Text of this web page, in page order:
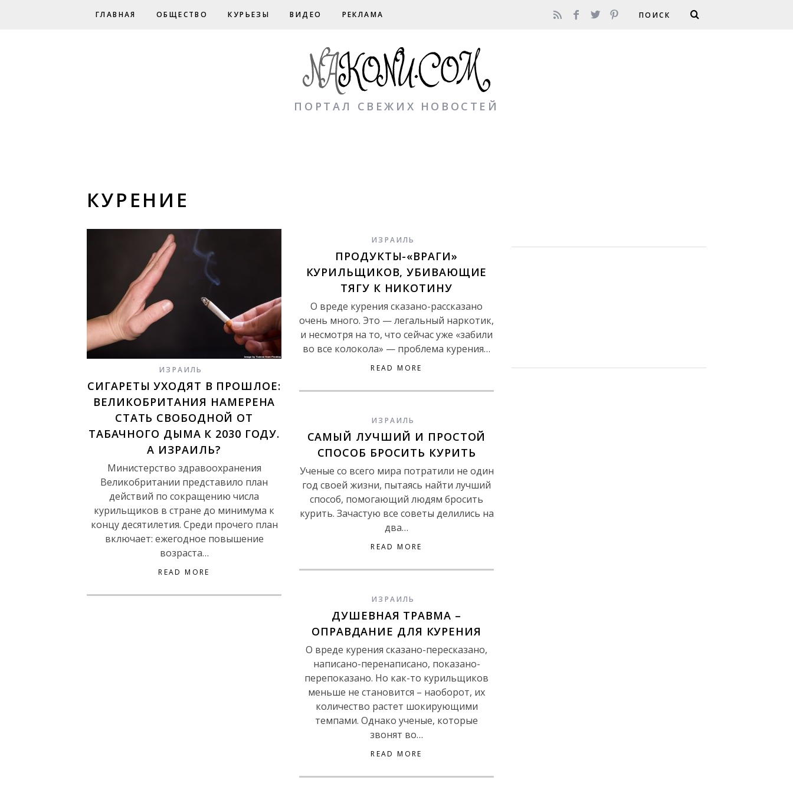
ГЛАВНАЯ ОБЩЕСТВО КУРЬЕЗЫ ВИДЕО РЕКЛАМА
ПОРТАЛ СВЕЖИХ НОВОСТЕЙ
КУРЕНИЕ
ИЗРАИЛЬ
СИГАРЕТЫ УХОДЯТ В ПРОШЛОЕ:
ВЕЛИКОБРИТАНИЯ НАМЕРЕНА
СТАТЬ СВОБОДНОЙ ОТ
ТАБАЧНОГО ДЫМА К 2030 ГОДУ.
А ИЗРАИЛЬ?
Министерство здравоохранения
Великобритании представило план
действий по сокращению числа
курильщиков в стране до минимума к
концу десятилетия. Среди прочего план
включает: ежегодное повышение
возраста…
READ MORE
ИЗРАИЛЬ
ПРОДУКТЫ-«ВРАГИ»
КУРИЛЬЩИКОВ, УБИВАЮЩИЕ
ТЯГУ К НИКОТИНУ
О вреде курения сказано-рассказано
очень много. Это — легальный наркотик,
и несмотря на то, что сейчас уже «забили
во все колокола» — проблема курения…
READ MORE
ИЗРАИЛЬ
САМЫЙ ЛУЧШИЙ И ПРОСТОЙ
СПОСОБ БРОСИТЬ КУРИТЬ
Ученые со всего мира потратили не один
год своей жизни, пытаясь найти лучший
способ, помогающий людям бросить
курить. Зачастую все советы делились на
два…
READ MORE
ИЗРАИЛЬ
ДУШЕВНАЯ ТРАВМА –
ОПРАВДАНИЕ ДЛЯ КУРЕНИЯ
О вреде курения сказано-пересказано,
написано-перенаписано, показано-
перепоказано. Но как-то курильщиков
меньше не становится – наоборот, их
количество растет шокирующими
темпами. Однако ученые, которые
звонят во…
READ MORE